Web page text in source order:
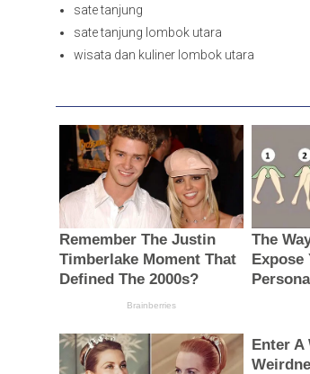
sate tanjung
sate tanjung lombok utara
wisata dan kuliner lombok utara